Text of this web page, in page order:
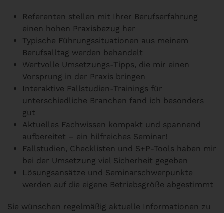
Referenten stellen mit Ihrer Berufserfahrung
einen hohen Praxisbezug her
Typische Führungssituationen aus meinem
Berufsalltag werden behandelt
Wertvolle Umsetzungs-Tipps, die mir einen
Vorsprung in der Praxis bringen
Interaktive Fallstudien-Trainings für
unterschiedliche Branchen fand ich besonders
gut
Aktuelles Fachwissen kompakt und spannend
aufbereitet – ein hilfreiches Seminar!
Fallstudien, Checklisten und S+P-Tools haben mir
bei der Umsetzung viel Sicherheit gegeben
Lösungsansätze und Seminarschwerpunkte
werden auf die eigene Betriebsgröße abgestimmt
Sie wünschen regelmäßig aktuelle Informationen zu